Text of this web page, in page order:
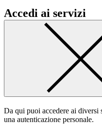
Accedi ai servizi
Da qui puoi accedere ai
una autenticazione personale.